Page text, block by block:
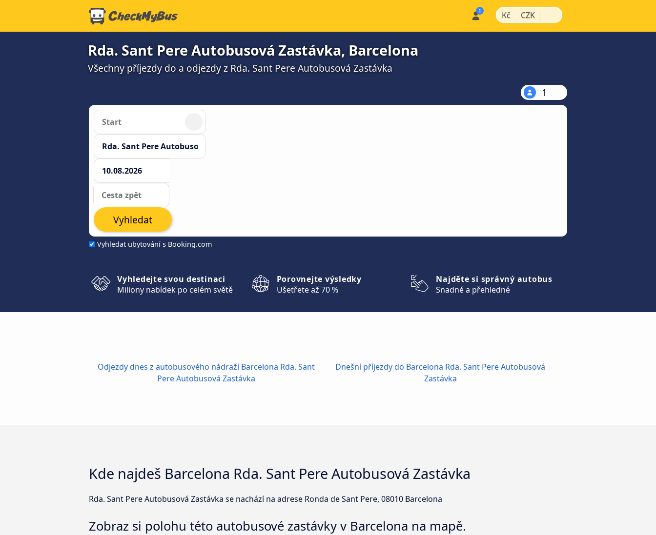
Kč | CZK |
Rda. Sant Pere Autobusová Zastávka, Barcelona
Všechny příjezdy do a odjezdy z Rda. Sant Pere Autobusová Zastávka
1
Vyhledat ubytování s Booking.com
Vyhledat
Vyhledejte svou destinaci
Miliony nabídek po celém světě
Porovnejte výsledky
Ušetřete až 70 %
Najděte si správný autobus
Snadné a přehledné
Odjezdy dnes z autobusového nádraží Barcelona Rda. Sant
Pere Autobusová Zastávka
Dnešní příjezdy do Barcelona Rda. Sant Pere Autobusová
Zastávka
Kde najdeš Barcelona Rda. Sant Pere Autobusová Zastávka
Rda. Sant Pere Autobusová Zastávka se nachází na adrese Ronda de Sant Pere, 08010 Barcelona
Zobraz si polohu této autobusové zastávky v Barcelona na mapě.